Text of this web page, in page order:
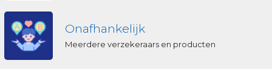
Onafhankelijk
Meerdere verzekeraars en producten